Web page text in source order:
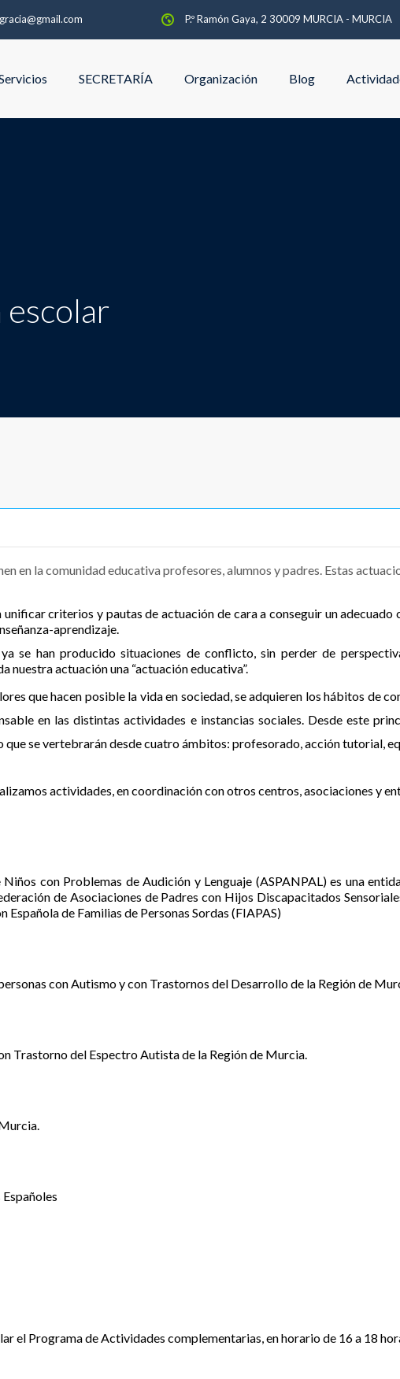
P.º Ramón Gaya, 2 30009 MURCIA - MURCIA
SECRETARÍA Organización Blog
escolar
en la comunidad educativa profesores, alumnos y padres. Estas
criterios y pautas de actuación de cara a conseguir un
aprendizaje.
se han producido situaciones de conflicto, sin perder de
nuestra actuación una “actuación educativa”.
que hacen posible la vida en sociedad, se adquieren los hábitos de
en las distintas actividades e instancias sociales. Desde este
se vertebrarán desde cuatro ámbitos: profesorado, acción tutorial,
actividades, en coordinación con otros centros, asociaciones y
con Problemas de Audición y Lenguaje (ASPANPAL) es una
de Asociaciones de Padres con Hijos Discapacitados
de Familias de Personas Sordas (FIAPAS)
con Autismo y con Trastornos del Desarrollo de la Región de
Trastorno del Espectro Autista de la Región de Murcia.
el Programa de Actividades complementarias, en horario de 16 a 18